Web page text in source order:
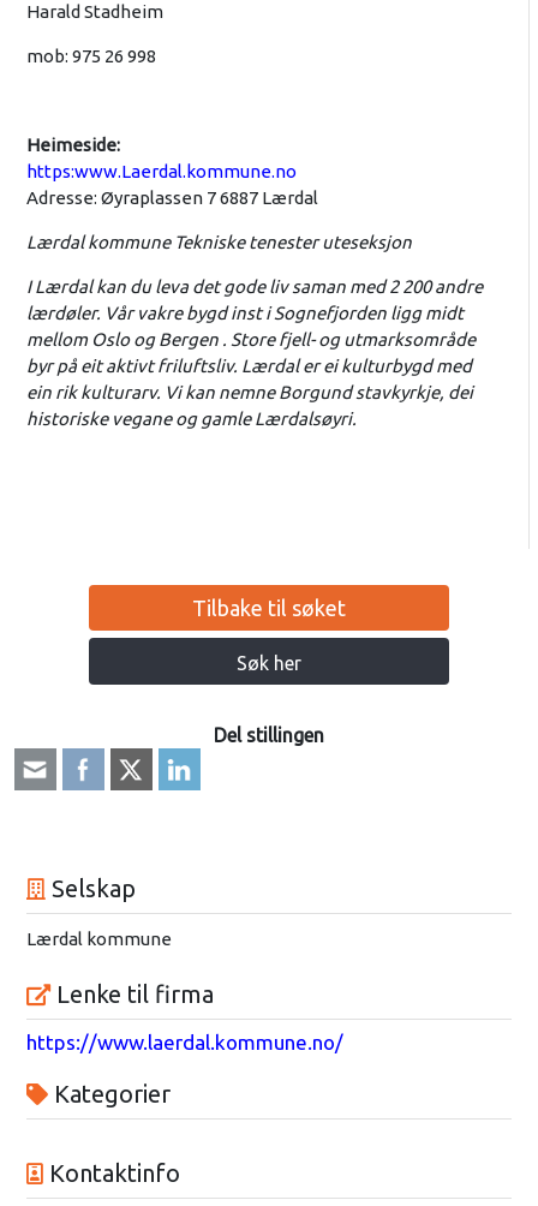
Harald Stadheim
mob: 975 26 998
Heimeside:
https:www.Laerdal.kommune.no
Adresse: Øyraplassen 7 6887 Lærdal
Lærdal kommune Tekniske tenester uteseksjon
I Lærdal kan du leva det gode liv saman med 2 200 andre
lærdøler. Vår vakre bygd inst i Sognefjorden ligg midt
mellom Oslo og Bergen . Store fjell- og utmarksområde
byr på eit aktivt friluftsliv. Lærdal er ei kulturbygd med
ein rik kulturarv. Vi kan nemne Borgund stavkyrkje, dei
historiske vegane og gamle Lærdalsøyri.
Tilbake til søket
Søk her
Del stillingen
Selskap
Lærdal kommune
Lenke til firma
https://www.laerdal.kommune.no/
Kategorier
Kontaktinfo